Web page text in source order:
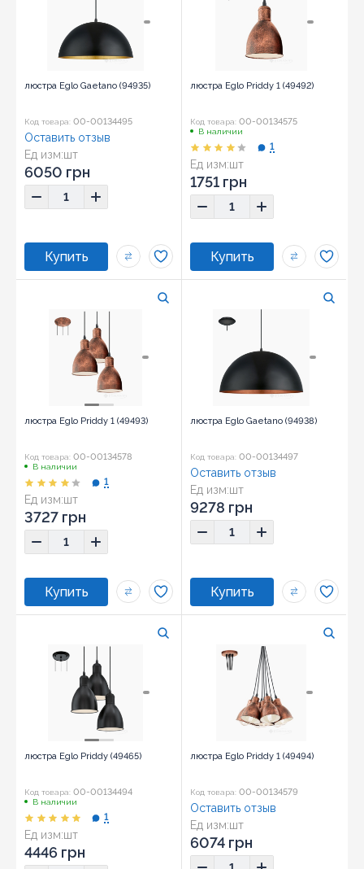
люстра Eglo Gaetano (94935)
Код товара: 00-00134495
Ед изм:шт
Оставить отзыв
6050 грн
люстра Eglo Priddy 1 (49492)
Код товара: 00-00134575
В наличии
Ед изм:шт
1
1751 грн
люстра Eglo Priddy 1 (49493)
Код товара: 00-00134578
В наличии
Ед изм:шт
1
3727 грн
люстра Eglo Gaetano (94938)
Код товара: 00-00134497
Ед изм:шт
Оставить отзыв
9278 грн
люстра Eglo Priddy (49465)
Код товара: 00-00134494
В наличии
Ед изм:шт
1
4446 грн
люстра Eglo Priddy 1 (49494)
Код товара: 00-00134579
Ед изм:шт
Оставить отзыв
6074 грн